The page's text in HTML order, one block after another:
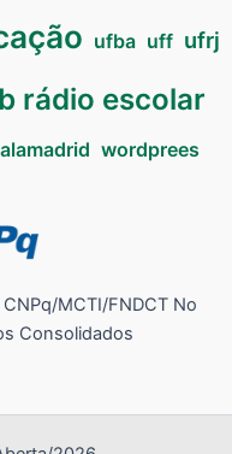
ufba uff ufrj
rádio escolar
wordprees
MCTI/FNDCT No
Consolidados